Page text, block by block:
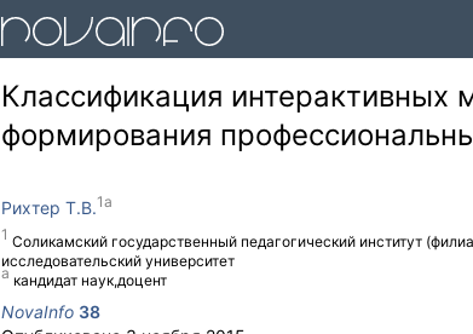
Классификация интерактивных
формирования
Рихтер Т.В.
Соликамский государственный педагогический институт
исследовательский университет
кандидат наук,доцент
NovaInfo 38